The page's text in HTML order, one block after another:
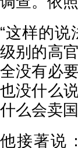
“这样的
级别的高
全没有必
也没什么
什么会卖
他接著说